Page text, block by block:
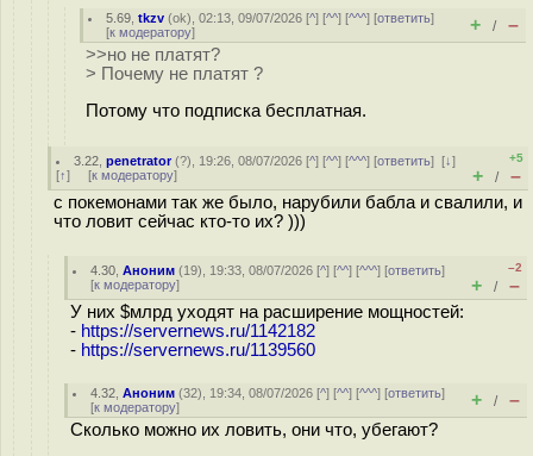
5.69 ,tkzv (ok), 02:13, 09/07/2026 [^] [^^] [^^^] [ответить]
[к модератору] + / –
>>но не платят?
> Почему не платят ?
Потому что подписка бесплатная.
3.22 ,penetrator(?), 19:26, 08/07/2026 [^] [^^] [^^^] [ответить][↓]
[↑] [к модератору]
+5
+ / –
с покемонами так же было, нарубили бабла и свалили, и
что ловит сейчас кто-то их? )))
4.30 ,Аноним (19), 19:33, 08/07/2026 [^] [^^] [^^^] [ответить]
[к модератору]
–2
+ / –
У них $млрд уходят на расширение мощностей:
- https://servernews.ru/1142182
- https://servernews.ru/1139560
4.32 ,Аноним (32), 19:34, 08/07/2026 [^] [^^] [^^^] [ответить]
[к модератору] + / –
Сколько можно их ловить, они что, убегают?